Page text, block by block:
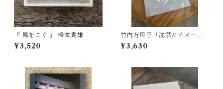
『 風をこぐ 』 橋本貴雄
¥3,520
竹内万里子『沈黙とイメージ -
写真をめぐるエッセイ-』
¥3,630